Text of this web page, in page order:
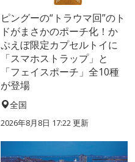
ピングーの“トラウマ回”のト
ドがまさかのポーチ化！か
ぷえぼ限定カプセルトイに
「スマホストラップ」と
「フェイスポーチ」全10種
が登場
全国
2026年8月8日 17:22更新